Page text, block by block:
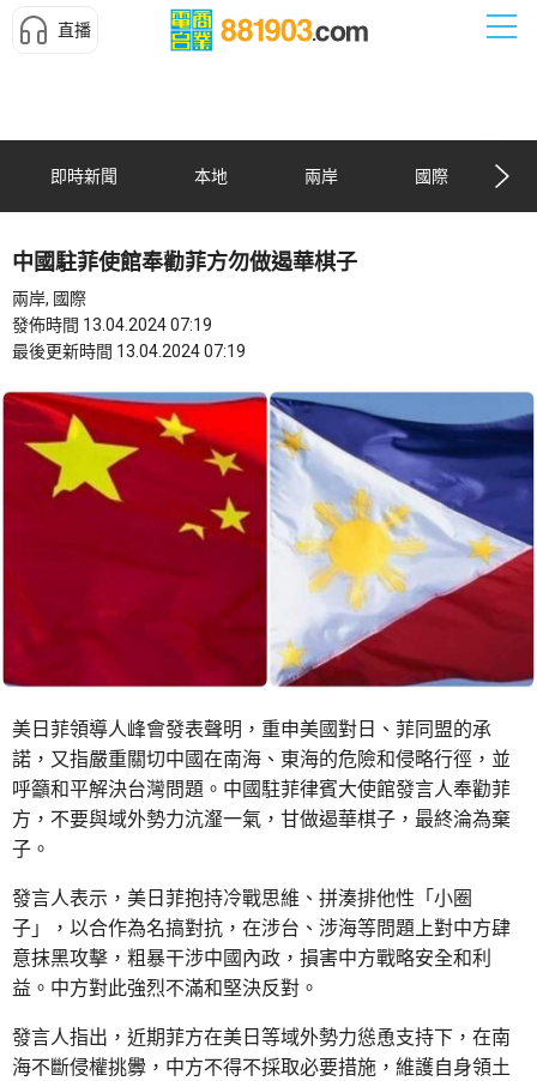
直播
即時新聞 本地 兩岸 國際
中國駐菲使館奉勸菲方勿做遏華棋子
兩岸, 國際
發佈時間 13.04.2024 07:19
最後更新時間 13.04.2024 07:19
美日菲領導人峰會發表聲明，重申美國對日、菲同盟的承
諾，又指嚴重關切中國在南海、東海的危險和侵略行徑，並
呼籲和平解決台灣問題。中國駐菲律賓大使館發言人奉勸菲
方，不要與域外勢力沆瀣一氣，甘做遏華棋子，最終淪為棄
子。
發言人表示，美日菲抱持冷戰思維、拼湊排他性「小圈
子」，以合作為名搞對抗，在涉台、涉海等問題上對中方肆
意抹黑攻擊，粗暴干涉中國內政，損害中方戰略安全和利
益。中方對此強烈不滿和堅決反對。
發言人指出，近期菲方在美日等域外勢力慫恿支持下，在南
海不斷侵權挑釁，中方不得不採取必要措施，維護自身領土